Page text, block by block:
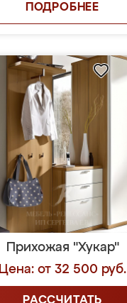
ПОДРОБНЕЕ
Прихожая "Хукар"
Цена: от 32 500 руб.